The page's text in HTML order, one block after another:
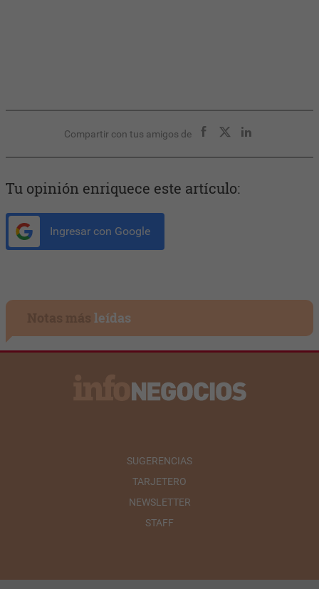
Compartir con tus amigos de
Tu opinión enriquece este artículo:
Ingresar con Google
leídas
SUGERENCIAS
TARJETERO
NEWSLETTER
STAFF